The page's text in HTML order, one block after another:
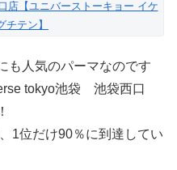
【ユニバーストーキョー イケ
チテン】
も人気のパーマなのです
tokyo池袋 池袋西口
1位だけ90％に到達してい